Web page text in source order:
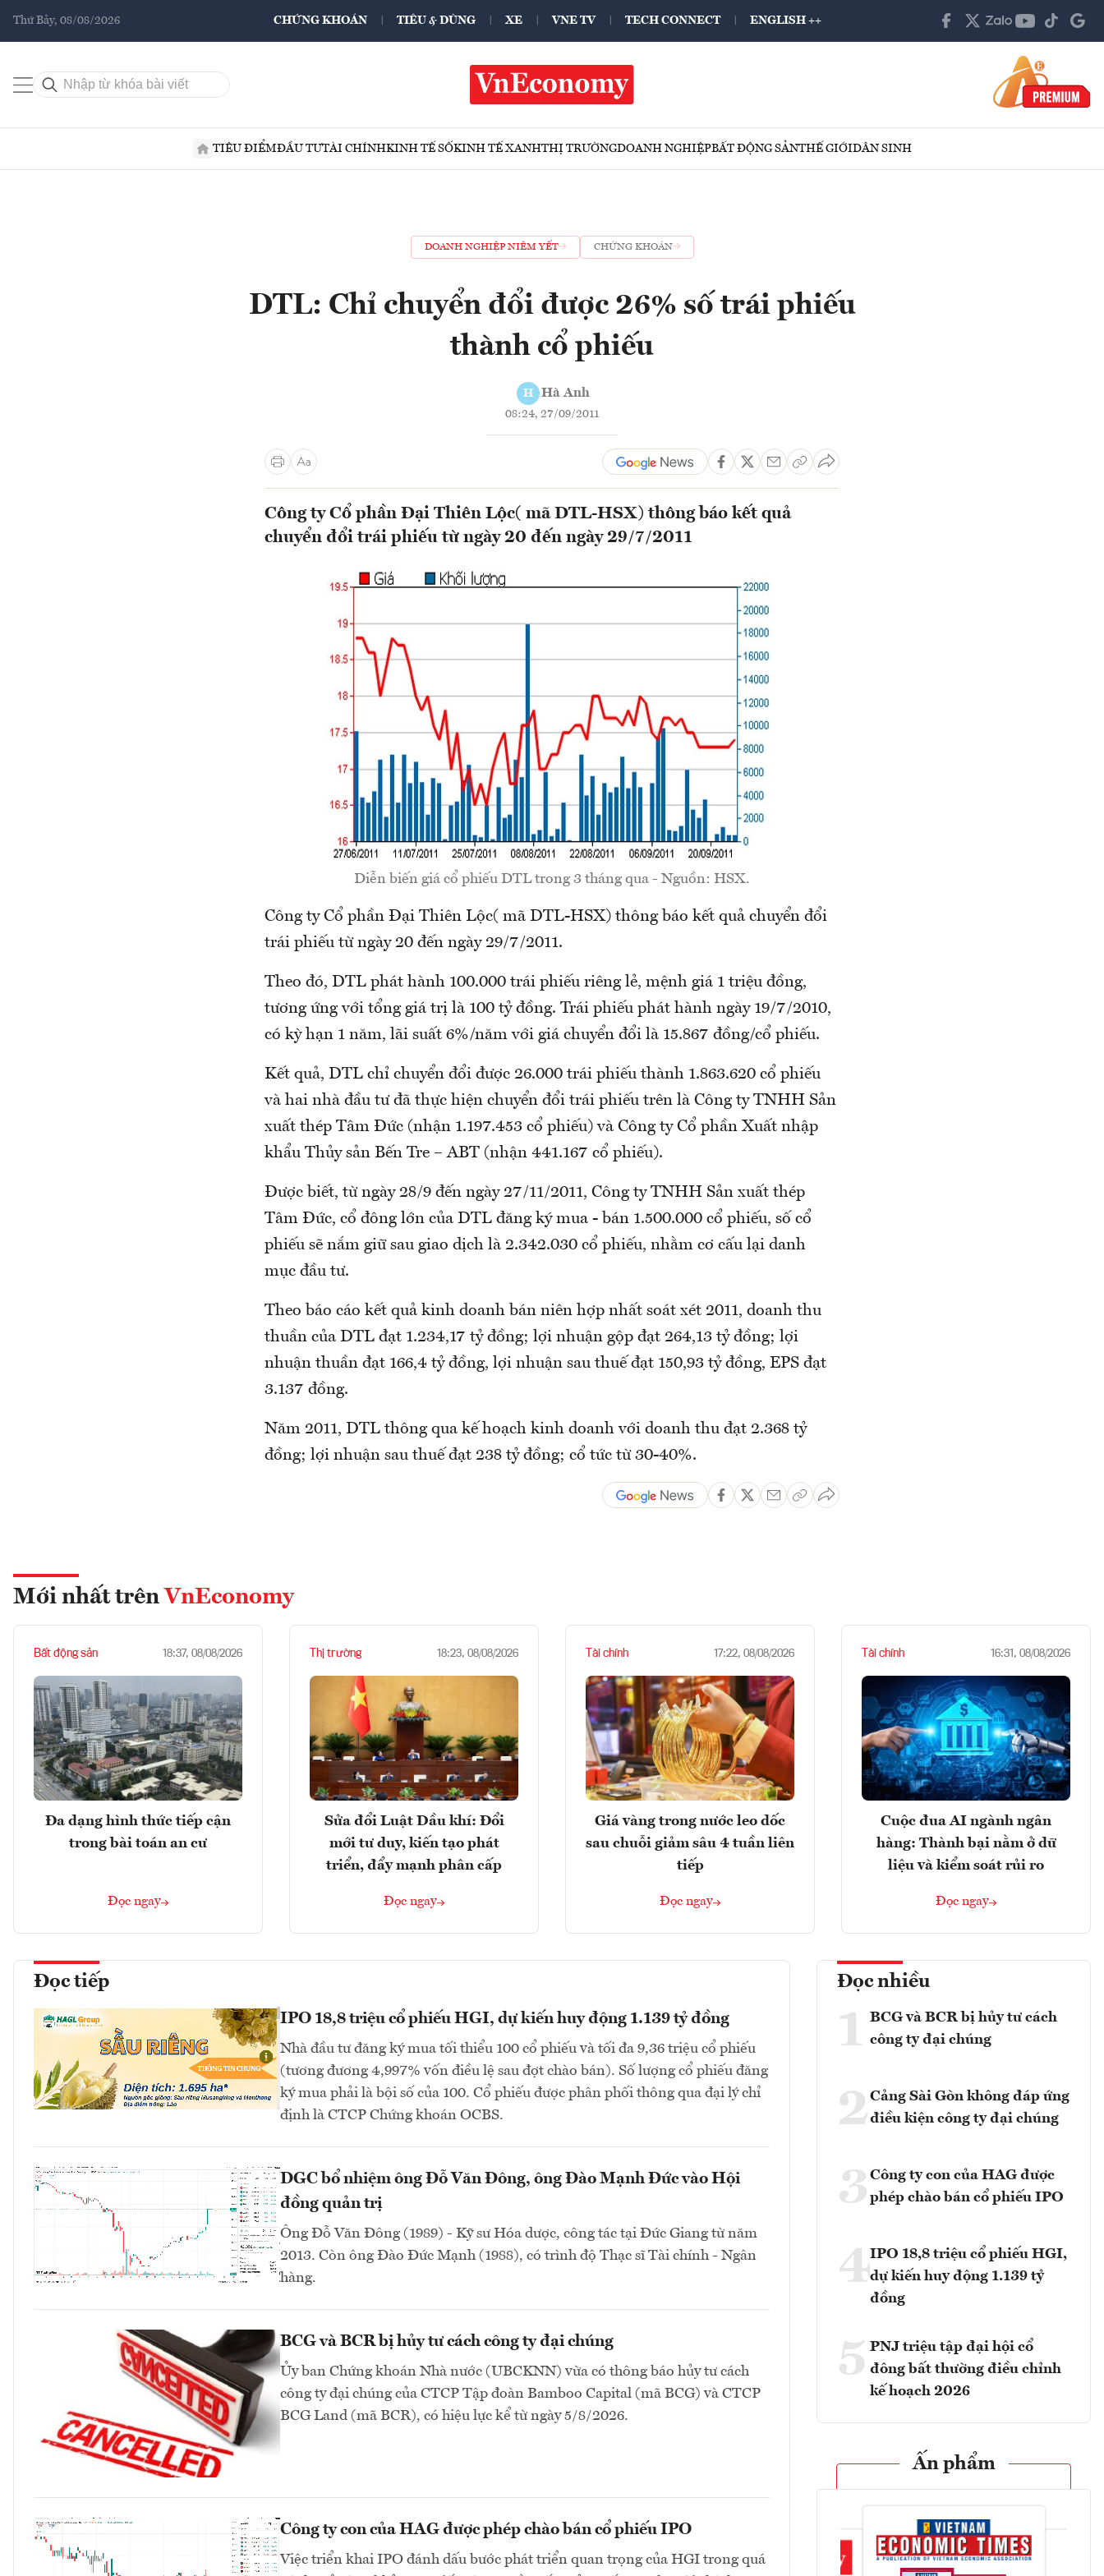
Thứ Bảy, 08/08/2026 CHỨNG KHOÁN TIÊU & DÙNG XE VNE TV TECH CONNECT ENGLISH ++
TIÊU ĐIỂMĐẦU TƯTÀI CHÍNHKINH TẾ SỐKINH TẾ XANHTHỊ TRƯỜNGDOANH NGHIỆPBẤT ĐỘNG SẢNTHẾ GIỚIDÂN SINH
DOANH NGHIỆP NIÊM YẾT CHỨNG KHOÁN
DTL: Chỉ chuyển đổi được 26% số trái phiếu
thành cổ phiếu
H Hà Anh
08:24, 27/09/2011
Công ty Cổ phần Đại Thiên Lộc( mã DTL-HSX) thông báo kết quả
chuyển đổi trái phiếu từ ngày 20 đến ngày 29/7/2011
Diễn biến giá cổ phiếu DTL trong 3 tháng qua - Nguồn: HSX.
Công ty Cổ phần Đại Thiên Lộc( mã DTL-HSX) thông báo kết quả chuyển đổi
trái phiếu từ ngày 20 đến ngày 29/7/2011.
Theo đó, DTL phát hành 100.000 trái phiếu riêng lẻ, mệnh giá 1 triệu đồng,
tương ứng với tổng giá trị là 100 tỷ đồng. Trái phiếu phát hành ngày 19/7/2010,
có kỳ hạn 1 năm, lãi suất 6%/năm với giá chuyển đổi là 15.867 đồng/cổ phiếu.
Kết quả, DTL chỉ chuyển đổi được 26.000 trái phiếu thành 1.863.620 cổ phiếu
và hai nhà đầu tư đã thực hiện chuyển đổi trái phiếu trên là Công ty TNHH Sản
xuất thép Tâm Đức (nhận 1.197.453 cổ phiếu) và Công ty Cổ phần Xuất nhập
khẩu Thủy sản Bến Tre – ABT (nhận 441.167 cổ phiếu).
Được biết, từ ngày 28/9 đến ngày 27/11/2011, Công ty TNHH Sản xuất thép
Tâm Đức, cổ đông lớn của DTL đăng ký mua - bán 1.500.000 cổ phiếu, số cổ
phiếu sẽ nắm giữ sau giao dịch là 2.342.030 cổ phiếu, nhằm cơ cấu lại danh
mục đầu tư.
Theo báo cáo kết quả kinh doanh bán niên hợp nhất soát xét 2011, doanh thu
thuần của DTL đạt 1.234,17 tỷ đồng; lợi nhuận gộp đạt 264,13 tỷ đồng; lợi
nhuận thuần đạt 166,4 tỷ đồng, lợi nhuận sau thuế đạt 150,93 tỷ đồng, EPS đạt
3.137 đồng.
Năm 2011, DTL thông qua kế hoạch kinh doanh với doanh thu đạt 2.368 tỷ
đồng; lợi nhuận sau thuế đạt 238 tỷ đồng; cổ tức từ 30-40%.
Mới nhất trên VnEconomy
Bất động sản 18:37, 08/08/2026
Đa dạng hình thức tiếp cận
trong bài toán an cư
Đọc ngay
Thị trường 18:23, 08/08/2026
Sửa đổi Luật Dầu khí: Đổi
mới tư duy, kiến tạo phát
triển, đẩy mạnh phân cấp
Đọc ngay
Tài chính 17:22, 08/08/2026
Giá vàng trong nước leo dốc
sau chuỗi giảm sâu 4 tuần liên
tiếp
Đọc ngay
Tài chính 16:31, 08/08/2026
Cuộc đua AI ngành ngân
hàng: Thành bại nằm ở dữ
liệu và kiểm soát rủi ro
Đọc ngay
Đọc tiếp
IPO 18,8 triệu cổ phiếu HGI, dự kiến huy động 1.139 tỷ đồng
Nhà đầu tư đăng ký mua tối thiểu 100 cổ phiếu và tối đa 9,36 triệu cổ phiếu
(tương đương 4,997% vốn điều lệ sau đợt chào bán). Số lượng cổ phiếu đăng
ký mua phải là bội số của 100. Cổ phiếu được phân phối thông qua đại lý chỉ
định là CTCP Chứng khoán OCBS.
DGC bổ nhiệm ông Đỗ Văn Đông, ông Đào Mạnh Đức vào Hội
đồng quản trị
Ông Đỗ Văn Đông (1989) - Kỹ sư Hóa dược, công tác tại Đức Giang từ năm
2013. Còn ông Đào Đức Mạnh (1988), có trình độ Thạc sĩ Tài chính - Ngân
hàng.
BCG và BCR bị hủy tư cách công ty đại chúng
Ủy ban Chứng khoán Nhà nước (UBCKNN) vừa có thông báo hủy tư cách
công ty đại chúng của CTCP Tập đoàn Bamboo Capital (mã BCG) và CTCP
BCG Land (mã BCR), có hiệu lực kể từ ngày 5/8/2026.
Công ty con của HAG được phép chào bán cổ phiếu IPO
Việc triển khai IPO đánh dấu bước phát triển quan trọng của HGI trong quá
Đọc nhiều
1 BCG và BCR bị hủy tư cách
công ty đại chúng
2Cảng Sài Gòn không đáp ứng
điều kiện công ty đại chúng
3 Công ty con của HAG được
phép chào bán cổ phiếu IPO
4IPO 18,8 triệu cổ phiếu HGI,
dự kiến huy động 1.139 tỷ
đồng
5 PNJ triệu tập đại hội cổ
đông bất thường điều chỉnh
kế hoạch 2026
Ấn phẩm